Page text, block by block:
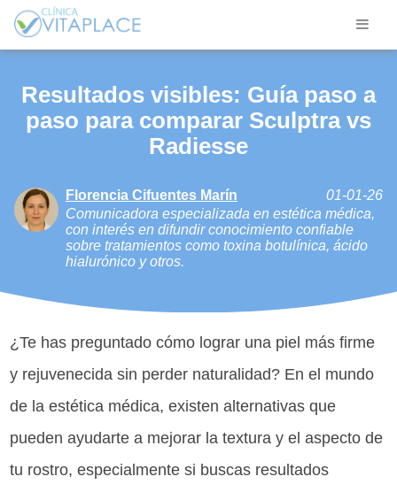
Resultados visibles: Guía paso a
paso para comparar Sculptra vs
Radiesse
Florencia Cifuentes Marín
01-01-26
Comunicadora especializada en estética médica,
con interés en difundir conocimiento confiable
sobre tratamientos como toxina botulínica, ácido
hialurónico y otros.
¿Te has preguntado cómo lograr una piel más firme
y rejuvenecida sin perder naturalidad? En el mundo
de la estética médica, existen alternativas que
pueden ayudarte a mejorar la textura y el aspecto de
tu rostro, especialmente si buscas resultados